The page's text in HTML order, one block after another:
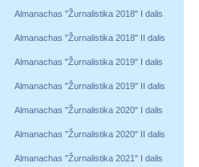
Almanachas "Žurnalistika 2018" I dalis
Almanachas "Žurnalistika 2018" II dalis
Almanachas "Žurnalistika 2019" I dalis
Almanachas "Žurnalistika 2019" II dalis
Almanachas "Žurnalistika 2020" I dalis
Almanachas "Žurnalistika 2020" II dalis
Almanachas "Žurnalistika 2021" I dalis